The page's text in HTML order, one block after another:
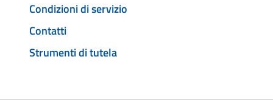
Condizioni di servizio
Contatti
Strumenti di tutela